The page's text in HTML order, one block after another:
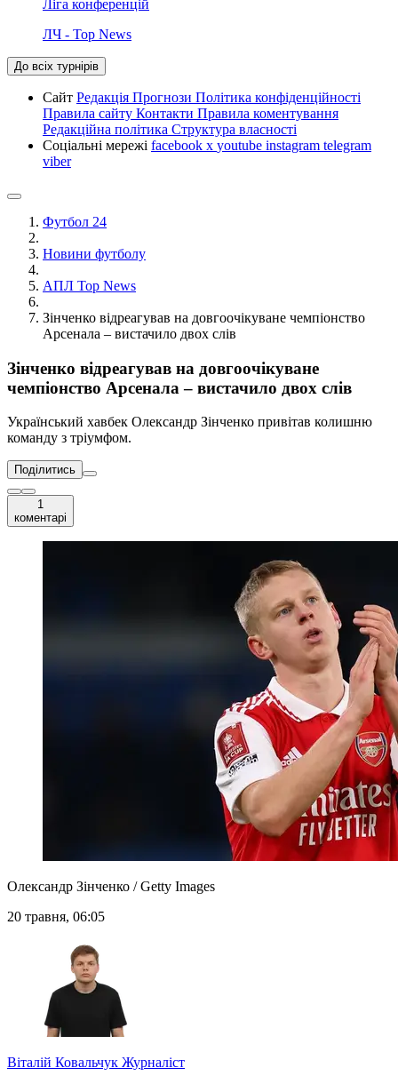
Ліга конференцій
ЛЧ - Top News
До всіх турнірів
Сайт Редакція Прогнози Політика конфіденційності
Правила сайту Контакти Правила коментування
Редакційна політика Структура власності
Соціальні мережі facebook x youtube instagram telegram
viber
Футбол 24
Новини футболу
АПЛ Top News
Зінченко відреагував на довгоочікуване чемпіонство
Арсенала – вистачило двох слів
Зінченко відреагував на довгоочікуване
чемпіонство Арсенала – вистачило двох слів
Український хавбек Олександр Зінченко привітав колишню
команду з тріумфом.
Поділитись
1
коментарі
Олександр Зінченко / Getty Images
20 травня, 06:05
Віталій Ковальчук Журналіст